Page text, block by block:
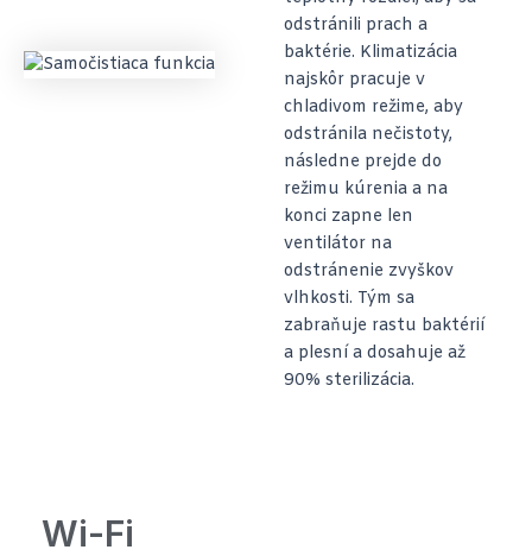
odstránili prach a
baktérie. Klimatizácia
najskôr pracuje v
chladivom režime, aby
odstránila nečistoty,
následne prejde do
režimu kúrenia a na
konci zapne len
ventilátor na
odstránenie zvyškov
vlhkosti. Tým sa
zabraňuje rastu baktérií
a plesní a dosahuje až
90% sterilizácia.
Wi-Fi